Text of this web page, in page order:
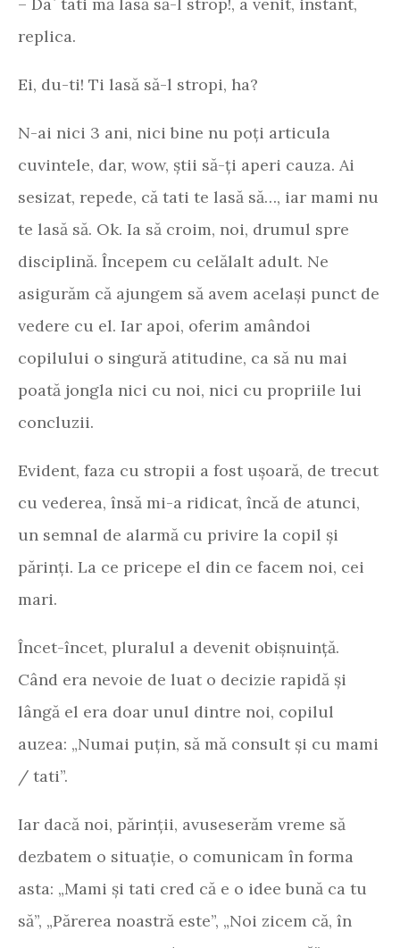
replica.
Ei, du-ti! Ti lasă să-l stropi, ha?
N-ai nici 3 ani, nici bine nu poți articula
cuvintele, dar, wow, știi să-ți aperi cauza. Ai
sesizat, repede, că tati te lasă să…, iar mami nu
te lasă să. Ok. Ia să croim, noi, drumul spre
disciplină. Începem cu celălalt adult. Ne
asigurăm că ajungem să avem același punct de
vedere cu el. Iar apoi, oferim amândoi
copilului o singură atitudine, ca să nu mai
poată jongla nici cu noi, nici cu propriile lui
concluzii.
Evident, faza cu stropii a fost ușoară, de trecut
cu vederea, însă mi-a ridicat, încă de atunci,
un semnal de alarmă cu privire la copil și
părinți. La ce pricepe el din ce facem noi, cei
mari.
Încet-încet, pluralul a devenit obișnuință.
Când era nevoie de luat o decizie rapidă și
lângă el era doar unul dintre noi, copilul
auzea: „Numai puțin, să mă consult și cu mami
/ tati”.
Iar dacă noi, părinții, avuseserăm vreme să
dezbatem o situație, o comunicam în forma
asta: „Mami și tati cred că e o idee bună ca tu
să”, „Părerea noastră este”, „Noi zicem că, în